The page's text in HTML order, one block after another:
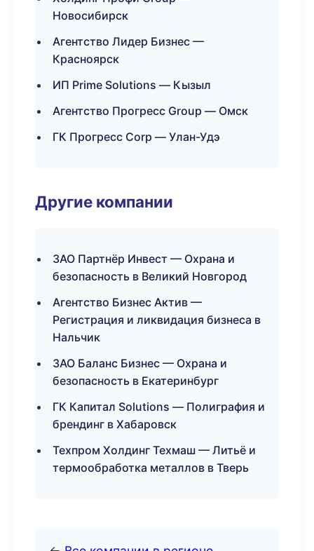
Новосибирск
Агентство Лидер Бизнес —
Красноярск
ИП Prime Solutions — Кызыл
Агентство Прогресс Group — Омск
ГК Прогресс Corp — Улан-Удэ
Другие компании
ЗАО Партнёр Инвест — Охрана и
безопасность в Великий Новгород
Агентство Бизнес Актив —
Регистрация и ликвидация бизнеса в
Нальчик
ЗАО Баланс Бизнес — Охрана и
безопасность в Екатеринбург
ГК Капитал Solutions — Полиграфия и
брендинг в Хабаровск
Техпром Холдинг Техмаш — Литьё и
термообработка металлов в Тверь